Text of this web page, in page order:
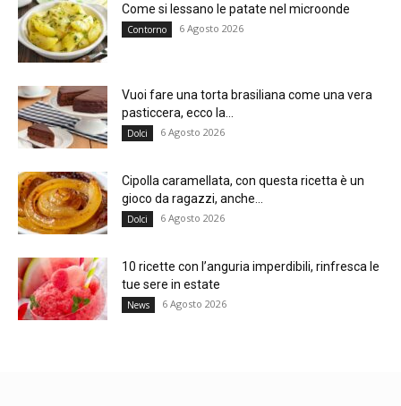
Come si lessano le patate nel microonde
Contorno 6 Agosto 2026
Vuoi fare una torta brasiliana come una vera
pasticcera, ecco la...
Dolci 6 Agosto 2026
Cipolla caramellata, con questa ricetta è un
gioco da ragazzi, anche...
Dolci 6 Agosto 2026
10 ricette con l’anguria imperdibili, rinfresca le
tue sere in estate
News 6 Agosto 2026